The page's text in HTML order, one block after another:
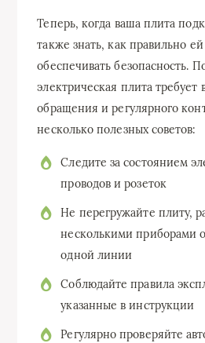
Теперь, когда ваша плита
также знать, как правильно ей
обеспечивать безопасность.
электрическая плита требует
обращения и регулярного
несколько полезных советов:
Следите за состоянием
проводов и розеток
Не перегружайте плиту,
несколькими приборами
одной линии
Соблюдайте правила
указанные в инструкции
Регулярно проверяйте